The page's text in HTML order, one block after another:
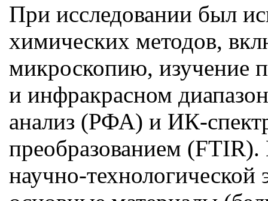
При исследовании был
химических методов,
микроскопию, изучение
и инфракрасном
анализ (РФА) и ИК-
преобразованием
научно-